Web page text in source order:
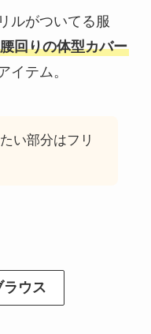
ルがついてる服
腰回りの体型カバー
イテム。
い部分はフリ
ウス